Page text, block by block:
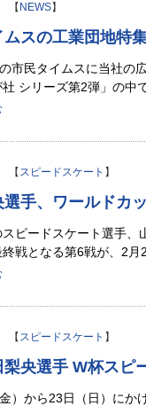
【 NEWS】
ムスの工業団地特
市民タイムスに当社の
シリーズ第2弾」の中
【 スピードスケート 】
選手、ワールドカ
ピードスケート選手
終戦となる第6戦が、2
【 スピードスケート 】
央選手 W杯スピ
）から23日（日）にか